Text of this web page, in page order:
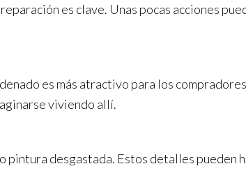
es clave. Unas pocas acciones
es más atractivo para los
viviendo allí.
desgastada. Estos detalles pueden